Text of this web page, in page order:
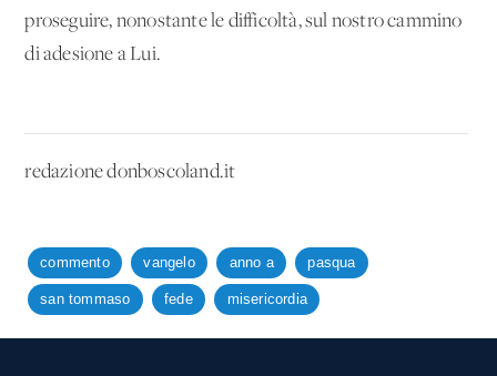
proseguire, nonostante le difficoltà, sul nostro cammino
di adesione a Lui.
redazione donboscoland.it
commento vangelo anno a pasqua
san tommaso fede misericordia